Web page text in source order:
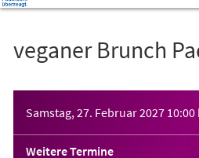
veganer Brunch
Samstag, 27. Februar 2027 10:00
Weitere Termine